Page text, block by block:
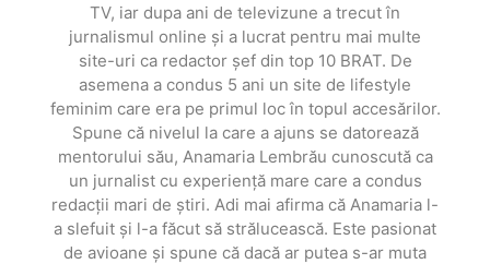
TV, iar dupa ani de televizune a trecut în
jurnalismul online și a lucrat pentru mai multe
site-uri ca redactor șef din top 10 BRAT. De
asemena a condus 5 ani un site de lifestyle
feminim care era pe primul loc în topul accesărilor.
Spune că nivelul la care a ajuns se datorează
mentorului său, Anamaria Lembrău cunoscută ca
un jurnalist cu experiență mare care a condus
redacții mari de știri. Adi mai afirma că Anamaria l-
a slefuit și l-a făcut să strălucească. Este pasionat
de avioane și spune că dacă ar putea s-ar muta